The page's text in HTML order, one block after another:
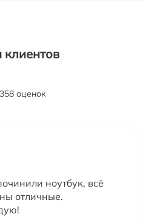
оценок
ноутбук, всё
отличные.